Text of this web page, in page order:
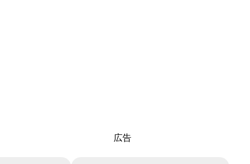
広告